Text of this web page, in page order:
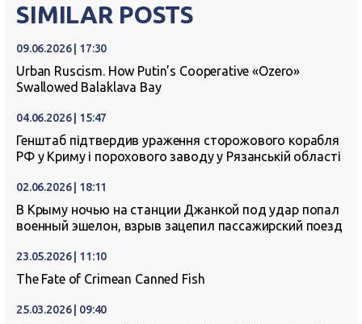
SIMILAR POSTS
09.06.2026 | 17:30
Urban Ruscism. How Putin’s Cooperative «Ozero»
Swallowed Balaklava Bay
04.06.2026 | 15:47
Генштаб підтвердив ураження сторожового корабля
РФ у Криму і порохового заводу у Рязанській області
02.06.2026 | 18:11
В Крыму ночью на станции Джанкой под удар попал
военный эшелон, взрыв зацепил пассажирский поезд
23.05.2026 | 11:10
The Fate of Crimean Canned Fish
25.03.2026 | 09:40